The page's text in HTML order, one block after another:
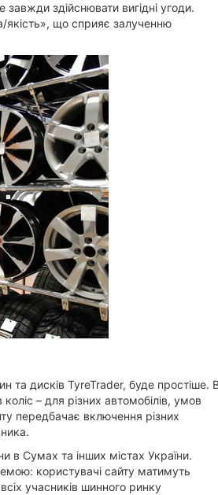
здійснювати вигідні угоди.
якість», що сприяє залученню
та дисків TyreTrader, буде простіше.
– для різних автомобілів, умов
передбачає включення різних
в Сумах та інших містах України.
користувачі сайту матимуть
учасників шинного ринку